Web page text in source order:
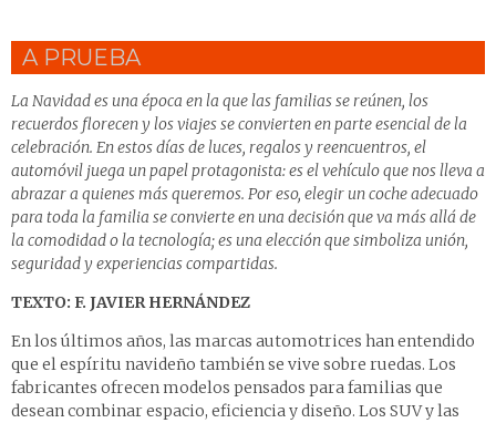
A PRUEBA
La Navidad es una época en la que las familias se reúnen, los
recuerdos florecen y los viajes se convierten en parte esencial de la
celebración. En estos días de luces, regalos y reencuentros, el
automóvil juega un papel protagonista: es el vehículo que nos lleva a
abrazar a quienes más queremos. Por eso, elegir un coche adecuado
para toda la familia se convierte en una decisión que va más allá de
la comodidad o la tecnología; es una elección que simboliza unión,
seguridad y experiencias compartidas.
TEXTO: F. JAVIER HERNÁNDEZ
En los últimos años, las marcas automotrices han entendido
que el espíritu navideño también se vive sobre ruedas. Los
fabricantes ofrecen modelos pensados para familias que
desean combinar espacio, eficiencia y diseño. Los SUV y las